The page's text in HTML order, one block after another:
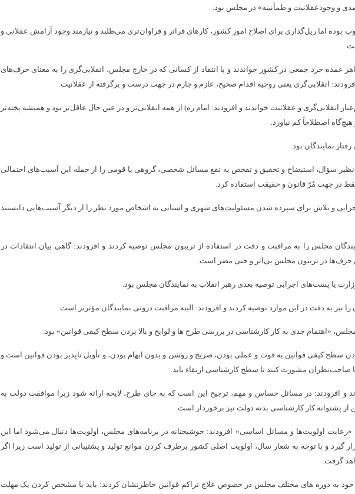
و وجودعقلانیت و طمأنینه» در مجلس بود.
بوده اما ریل‌گذاری برای اصلاح امور کشور، کارهای فراتر و فراوان‌تری می‌طلبد و نیازمند وجود آرامش عقلانی و
عمده خرد جمعی در کشور خواندند و با انتقاد از کسانی که در خارج مجلس، انقلابی‌گری را به معنای حرف‌های
انقلابی‌گری یعنی روحیه اقدام صحیح، عازم و جازم در جهت درست و برگرفته از عقلانیت.
انقلابی‌گری و عقلانیت خواندند و افزودند: امام ره) از همه انقلابی‌تر و در عین حال عاقل‌تر بود و همیشه پخته‌تر
اصطلاحاً کم نیاورد.
نمایندگان بود.
نظیر سؤال، استیضاح و تحقیق و تفحص به نفع مسائل شخصی، گروهی یا قومی را از جمله این آسیب‌های احتمالی
فقط در جهت مُرّ قانون و حقیقت استفاده کرد.
و تلاش برای سپرده شدن مسئولیت‌های شهری و استانی به اشخاص مورد نظر را از دیگر آسیب‌هایی دانستند
مجلس را به مراقبت و دقت در استفاده از تریبون مجلس توصیه کردند و افزودند: گاهی بیان انتقادات در
حرف‌ها در تریبون مجلس بی‌اثر و حتی مضر است.
یا پست‌های اجرایی توصیه بعدی رهبر انقلاب به نمایندگان مجلس بود.
را نیز به دقت در این موارد توصیه کردند و افزودند: البته مراقبت درونی نمایندگان مؤثرتر است.
مجلس، «اهتمام جدی به کار کارشناسی در بررسی طرح ها و لوایح و بالا بردن سطح کیفی قوانین» بود.
سطح کیفی قوانین به قوت و عملی بودن، صریح و روشن و بدون ابهام بودن، و تأویل ناپذیر بودن قوانین است و
با صاحب‌نظران مشورت کنند تا سطح کارشناسی ارتقاء یابد.
و افزودند: در مسائل حساس و مهم، ترجیح این است که به جای طرح، لایحه ارائه شود زیرا موافقت دولت به
از پشتوانه کار کارشناسی بدنه دولت نیز برخوردار است.
اولویت‌ها و مسائل اساسی» افزودند: خوشبختانه در برنامه‌های مجلس، اولویت‌ها دنبال می‌شود اما این
گیرد و با توجه به شعار سال، اولویت اصلی کشور برطرف کردن موانع تولید و پشتیبانی از تولید است زیرا اگر
گرفت.
خود به دوره های مختلف مجلس در خصوص علاج تراکم قوانین خاطرنشان کردند: باید با مشخص کردن یک مهلت